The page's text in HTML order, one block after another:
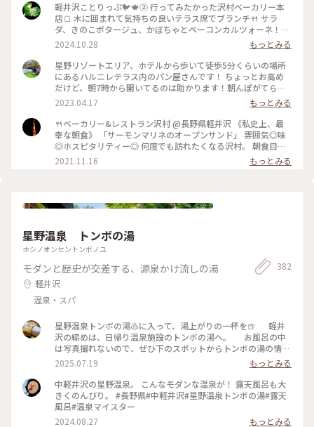
軽井沢ことりっぷ🐦️🍁② 行ってみたかった沢村ベーカリー本
店🍞 木に囲まれて気持ちの良いテラス席でブランチ🍴 サラ
ダ、きのこポタージュ、かぼちゃとベーコンカルツォーネ！軽
井沢限定の言葉に惹かれてカルツォーネを選びました😋♡♫ご
ろごろ肉厚ベーコン、濃厚チーズがとろ〜り、かぼちゃの甘さ
も美味しくて秋を感じました🎃💕 ショーケースは横に長〜く
てパンの品揃えも豊富で買いたくなりましたが新宿に帰ったら
買えるからなぁと眺めて我慢〜😊💓 #沢村ベーカリー #ベーカ
リー＆レストラン沢村 #本店 #旧軽井沢 #緑がきれい #緑に囲
まれて #ブランチ #カルツォーネ #ベーカリー #軽井沢 #限定 #
軽井沢ことりっぷ
2024.10.28
もっとみる
星野リゾートエリア、ホテルから歩いて徒歩5分くらいの場所
にあるハルニレテラス内のパン屋さんです！ ちょっとお高め
だけど、朝7時から開いてるのは助かります！朝んぽがてら行
ってみてはいかがでしょうか？ 小鳥のさえずり、川のせせら
ぎに癒されながら、美味しいパンが堪能できます😊 #パン屋 #
軽井沢 #私のことりっぷ旅
2023.04.17
もっとみる
🍴ベーカリー&レストラン沢村 @長野県軽井沢 《私史上、最
幸な朝食》 「サーモンマリネのオープンサンド」 雰囲気◎味
◎ホスピタリティー◎ 何度でも訪れたくなる沢村。 朝食目当
てに朝早くから混雑することもあるそう。 それでも食べたくな
る沢村のモーニング。 私は軽井沢でのモーニングは沢村一択で
ン #モーニング #私のことりっぷ
2021.11.16 もっとみる
星野温泉 トンボの湯
ホシノオンセントンボノユ
モダンと歴史が交差する、源泉かけ流しの湯
軽井沢
温泉・スパ
382
星野温泉トンボの湯♨️に入って、湯上がりの一杯を🍺 軽井
沢の締めは、日帰り温泉施設のトンボの湯へ。 お風呂の中
は写真撮れないので、ぜひ下のスポットからトンボの湯の情報
をご覧ください。 内湯の外に面した部分が一面ガラスで、目
の前は森🌳 開け放された大きな窓からは、涼しい風と野鳥の
声が…。露天風呂もあるけど、内湯に使ってるだけで自然に包
まれる心地よい温泉でした♨️ トンボの湯のすぐお隣の「カ
フェ ハングリースポット」でクラフトビールやドリンク、スイ
2025.07.19
もっとみる
中軽井沢の星野温泉。 こんなモダンな温泉が！ 露天風呂も大
きくのんびり。 #長野県#中軽井沢#星野温泉トンボの湯#露天
風呂#温泉マイスター
2024.08.27
もっとみる